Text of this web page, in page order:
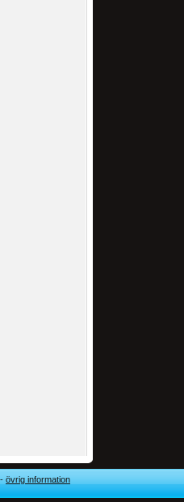
övrig information